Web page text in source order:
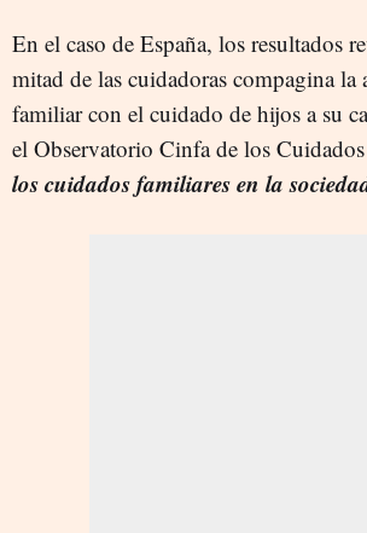
En el caso de España, los resultados
mitad de las cuidadoras compagina la
familiar con el cuidado de hijos a su
el Observatorio Cinfa de los Cuidados
los cuidados familiares en la